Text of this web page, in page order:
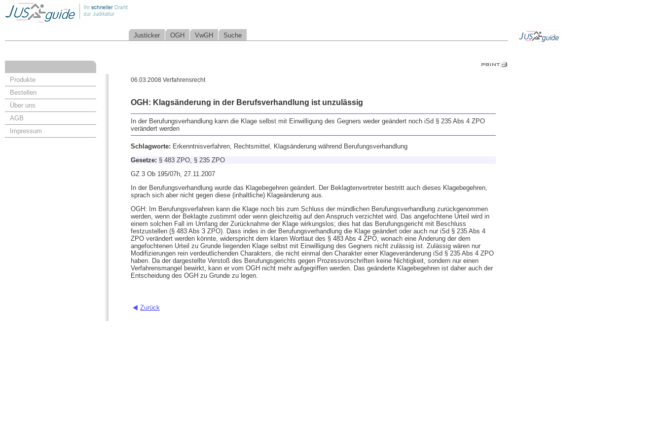
Justicker OGH VwGH Suche
Produkte
Bestellen
Über uns
AGB
Impressum
06.03.2008 Verfahrensrecht
OGH: Klagsänderung in der Berufsverhandlung ist unzulässig
In der Berufungsverhandlung kann die Klage selbst mit Einwilligung des Gegners weder geändert noch iSd § 235 Abs 4 ZPO
verändert werden
Schlagworte: Erkenntnisverfahren, Rechtsmittel, Klagsänderung während Berufungsverhandlung
Gesetze: § 483 ZPO, § 235 ZPO
GZ 3 Ob 195/07h, 27.11.2007
In der Berufungsverhandlung wurde das Klagebegehren geändert. Der Beklagtenvertreter bestritt auch dieses Klagebegehren,
sprach sich aber nicht gegen diese (inhaltliche) Klageänderung aus.
OGH: Im Berufungsverfahren kann die Klage noch bis zum Schluss der mündlichen Berufungsverhandlung zurückgenommen
werden, wenn der Beklagte zustimmt oder wenn gleichzeitig auf den Anspruch verzichtet wird. Das angefochtene Urteil wird in
einem solchen Fall im Umfang der Zurücknahme der Klage wirkungslos; dies hat das Berufungsgericht mit Beschluss
festzustellen (§ 483 Abs 3 ZPO). Dass indes in der Berufungsverhandlung die Klage geändert oder auch nur iSd § 235 Abs 4
ZPO verändert werden könnte, widerspricht dem klaren Wortlaut des § 483 Abs 4 ZPO, wonach eine Änderung der dem
angefochtenen Urteil zu Grunde liegenden Klage selbst mit Einwilligung des Gegners nicht zulässig ist. Zulässig wären nur
Modifizierungen rein verdeutlichenden Charakters, die nicht einmal den Charakter einer Klageveränderung iSd § 235 Abs 4 ZPO
haben. Da der dargestellte Verstoß des Berufungsgerichts gegen Prozessvorschriften keine Nichtigkeit, sondern nur einen
Verfahrensmangel bewirkt, kann er vom OGH nicht mehr aufgegriffen werden. Das geänderte Klagebegehren ist daher auch der
Entscheidung des OGH zu Grunde zu legen.
Zurück